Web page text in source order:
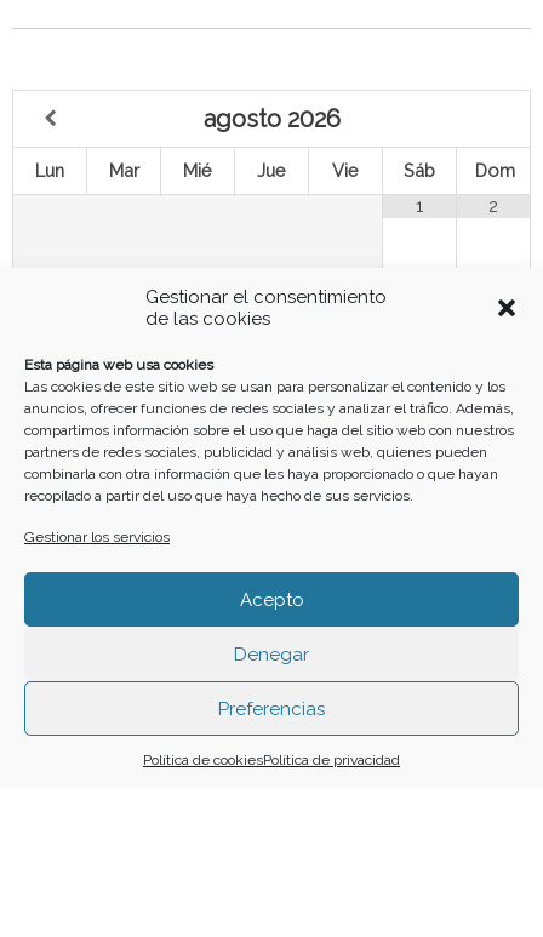
Gestionar el consentimiento
de las cookies
Esta página web usa cookies
Las cookies de este sitio web se usan para personalizar el contenido y los
anuncios, ofrecer funciones de redes sociales y analizar el tráfico. Además,
compartimos información sobre el uso que haga del sitio web con nuestros
partners de redes sociales, publicidad y análisis web, quienes pueden
combinarla con otra información que les haya proporcionado o que hayan
recopilado a partir del uso que haya hecho de sus servicios.
Gestionar los servicios
Acepto
Denegar
Preferencias
Política de cookiesPolítica de privacidad
agosto 2026
Lun Mar Mié Jue Vie Sáb
Dom
1
2
10 11 12
17 18 19 20 21 22 23
24 25 26 27 28 29
31
Funciona gracias a
Buscar